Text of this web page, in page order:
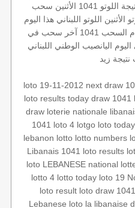
اللوتو 1041 الأثنين
سحب
الأثنين اللوتو اللبناني هذا اليوم
السحب 1041
آخر سحب في
اليوم اليانصيب الوطني اللبناني
نتيجة زيد
loto 19-11-2012 next draw
loto results today draw 1041
draw loterie nationale
1041 loto 4 lotgo loto today
lebanon lotto lotto numbers
Libanais 1041 loto results
loto LEBANESE national
lotto 4 lotto today loto 19
loto result loto draw 1041
Lebanese loto la libanaise